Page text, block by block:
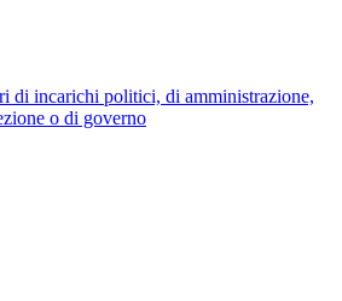
di incarichi politici, di amministrazione,
o di governo